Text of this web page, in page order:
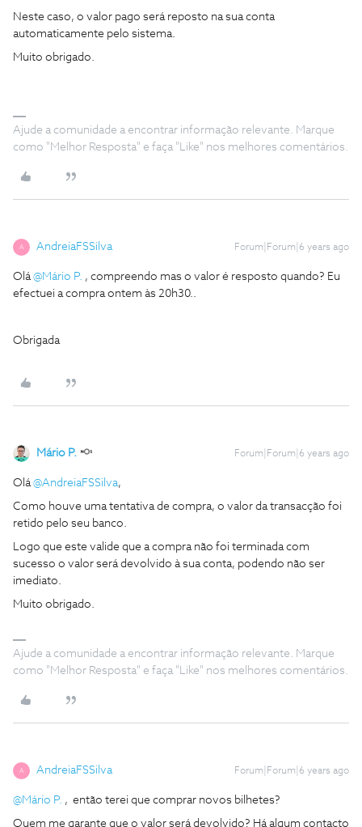
Neste caso, o valor pago será reposto na sua conta
automaticamente pelo sistema.
Muito obrigado.
Ajude a comunidade a encontrar informação relevante. Marque
como "Melhor Resposta" e faça "Like" nos melhores comentários.
A AndreiaFSSilva Forum|Forum|6 years ago
Olá@Mário P. , compreendo mas o valor é resposto quando? Eu
efectuei a compra ontem às 20h30..
Obrigada
Mário P. Forum|Forum|6 years ago
Olá@AndreiaFSSilva,
Como houve uma tentativa de compra, o valor da transacção foi
retido pelo seu banco.
Logo que este valide que a compra não foi terminada com
sucesso o valor será devolvido à sua conta, podendo não ser
imediato.
Muito obrigado.
Ajude a comunidade a encontrar informação relevante. Marque
como "Melhor Resposta" e faça "Like" nos melhores comentários.
A AndreiaFSSilva Forum|Forum|6 years ago
@Mário P. , então terei que comprar novos bilhetes?
Quem me garante que o valor será devolvido? Há algum contacto